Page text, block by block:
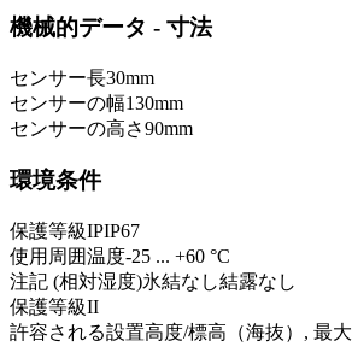
機械的データ - 寸法
センサー長30mm
センサーの幅130mm
センサーの高さ90mm
環境条件
保護等級IPIP67
使用周囲温度-25 ... +60 °C
注記 (相対湿度)氷結なし結露なし
保護等級II
許容される設置高度/標高（海抜）, 最大